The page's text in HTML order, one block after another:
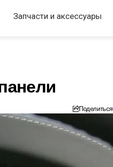
Запчасти и аксессуары
Поделиться